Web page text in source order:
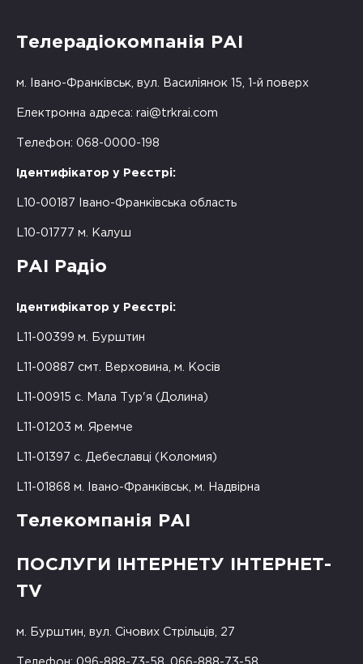
Телерадіокомпанія РАІ
м. Івано-Франківськ, вул. Василіянок 15, 1-й поверх
Електронна адреса: rai@trkrai.com
Телефон: 068-0000-198
Ідентифікатор у Реєстрі:
L10-00187 Івано-Франківська область
L10-01777 м. Калуш
РАІ Радіо
Ідентифікатор у Реєстрі:
L11-00399 м. Бурштин
L11-00887 смт. Верховина, м. Косів
L11-00915 с. Мала Тур'я (Долина)
L11-01203 м. Яремче
L11-01397 с. Дебеславці (Коломия)
L11-01868 м. Івано-Франківськ, м. Надвірна
Телекомпанія РАІ
ПОСЛУГИ ІНТЕРНЕТУ ІНТЕРНЕТ-
TV
м. Бурштин, вул. Січових Стрільців, 27
Телефон: 096-888-73-58, 066-888-73-58